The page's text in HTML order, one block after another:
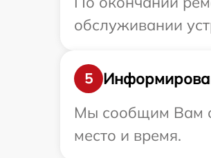
обслуживании
5
Мы сообщим Вам о
место и время.